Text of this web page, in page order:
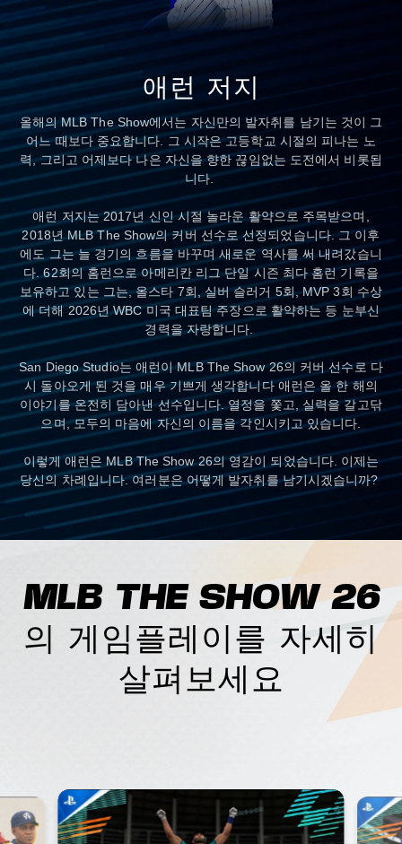
애런 저지
올해의 MLB The Show에서는 자신만의 발자취를 남기는 것이 그
어느 때보다 중요합니다. 그 시작은 고등학교 시절의 피나는 노
력, 그리고 어제보다 나은 자신을 향한 끊임없는 도전에서 비롯됩
니다.
애런 저지는 2017년 신인 시절 놀라운 활약으로 주목받으며,
2018년 MLB The Show의 커버 선수로 선정되었습니다. 그 이후
에도 그는 늘 경기의 흐름을 바꾸며 새로운 역사를 써 내려갔습니
다. 62회의 홈런으로 아메리칸 리그 단일 시즌 최다 홈런 기록을
보유하고 있는 그는, 올스타 7회, 실버 슬러거 5회, MVP 3회 수상
에 더해 2026년 WBC 미국 대표팀 주장으로 활약하는 등 눈부신
경력을 자랑합니다.
San Diego Studio는 애런이 MLB The Show 26의 커버 선수로 다
시 돌아오게 된 것을 매우 기쁘게 생각합니다 애런은 올 한 해의
이야기를 온전히 담아낸 선수입니다. 열정을 쫓고, 실력을 갈고닦
으며, 모두의 마음에 자신의 이름을 각인시키고 있습니다.
이렇게 애런은 MLB The Show 26의 영감이 되었습니다. 이제는
당신의 차례입니다. 여러분은 어떻게 발자취를 남기시겠습니까?
MLB THE SHOW 26
의 게임플레이를 자세히
살펴보세요